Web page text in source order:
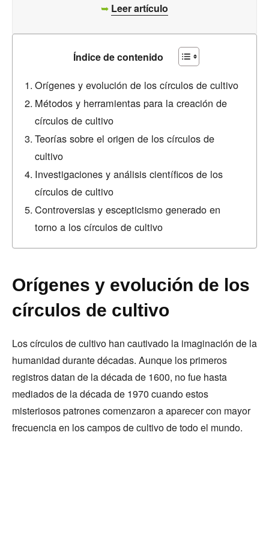
➥ Leer artículo
Índice de contenido
Orígenes y evolución de los círculos de cultivo
Métodos y herramientas para la creación de
círculos de cultivo
Teorías sobre el origen de los círculos de
cultivo
Investigaciones y análisis científicos de los
círculos de cultivo
Controversias y escepticismo generado en
torno a los círculos de cultivo
Orígenes y evolución de los
círculos de cultivo
Los círculos de cultivo han cautivado la imaginación de la
humanidad durante décadas. Aunque los primeros
registros datan de la década de 1600, no fue hasta
mediados de la década de 1970 cuando estos
misteriosos patrones comenzaron a aparecer con mayor
frecuencia en los campos de cultivo de todo el mundo.